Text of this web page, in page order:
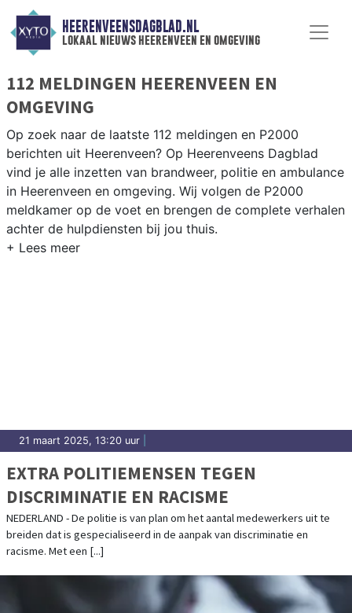
HEERENVEENSDAGBLAD.NL
lokaal nieuws heerenveen en omgeving
112 MELDINGEN HEERENVEEN EN
OMGEVING
Op zoek naar de laatste 112 meldingen en P2000
berichten uit Heerenveen? Op Heerenveens Dagblad
vind je alle inzetten van brandweer, politie en ambulance
in Heerenveen en omgeving. Wij volgen de P2000
meldkamer op de voet en brengen de complete verhalen
achter de hulpdiensten bij jou thuis.
21 maart 2025, 13:20 uur
EXTRA POLITIEMENSEN TEGEN
DISCRIMINATIE EN RACISME
NEDERLAND - De politie is van plan om het aantal medewerkers uit te
breiden dat is gespecialiseerd in de aanpak van discriminatie en
racisme. Met een [...]